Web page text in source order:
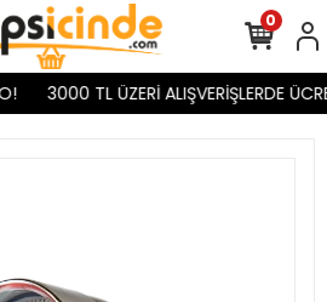
3000 TL ÜZERİ ALIŞVERİŞLERDE
0